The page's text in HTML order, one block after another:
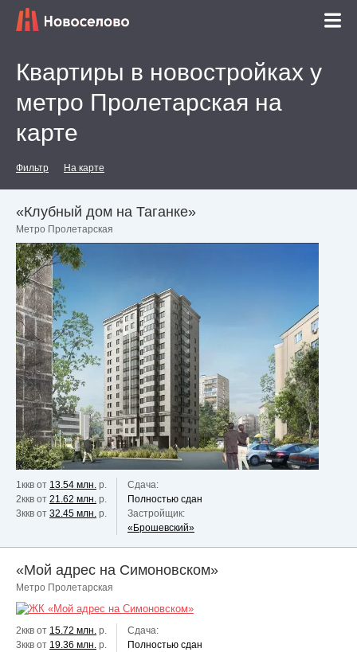
Квартиры в новостройках у
метро Пролетарская на
карте
Фильтр На карте
«Клубный дом на Таганке»
Метро Пролетарская
1ккв от 13.54 млн. р.
2ккв от 21.62 млн. р.
3ккв от 32.45 млн. р.
Сдача:
Полностью сдан
Застройщик:
«Брошевский»
«Мой адрес на Симоновском»
Метро Пролетарская
2ккв от 15.72 млн. р.
3ккв от 19.36 млн. р.
Сдача:
Полностью сдан